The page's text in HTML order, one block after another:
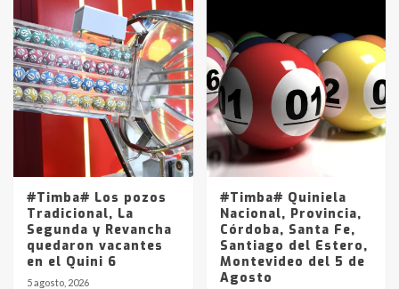
#Timba# Los pozos
Tradicional, La
Segunda y Revancha
quedaron vacantes
en el Quini 6
5 agosto, 2026
#Timba# Quiniela
Nacional, Provincia,
Córdoba, Santa Fe,
Santiago del Estero,
Montevideo del 5 de
Agosto